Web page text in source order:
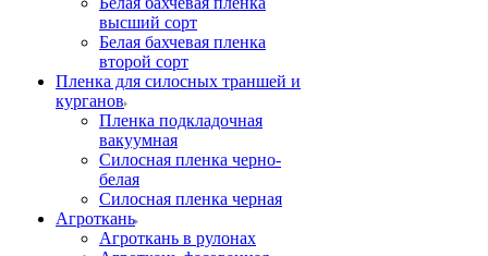
высший сорт
Белая бахчевая пленка
второй сорт
Пленка для силосных траншей и
курганов
Пленка подкладочная
вакуумная
Силосная пленка черно-
белая
Силосная пленка черная
Агроткань
Агроткань в рулонах